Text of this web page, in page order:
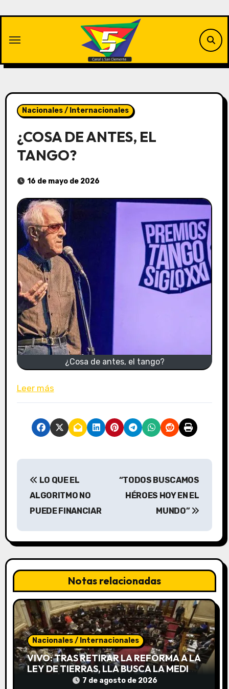
contenido
Nacionales / Internacionales
¿COSA DE ANTES, EL
TANGO?
16 de mayo de 2026
¿Cosa de antes, el tango?
Leer más
N
e
g
a
c
i
ó
n
LO QUE EL
ALGORITMO NO
PUEDE FINANCIAR
“TODOS BUSCAMOS
HÉROES HOY EN EL
MUNDO”
Notas relacionadas
Nacionales / Internacionales
VIVO: TRAS RETIRAR LA REFORMA A LA
LEY DE TIERRAS, LLA BUSCA LA MEDIA
SANCIÓN DE INVIOLABILIDAD DE LA
7 de agosto de 2026